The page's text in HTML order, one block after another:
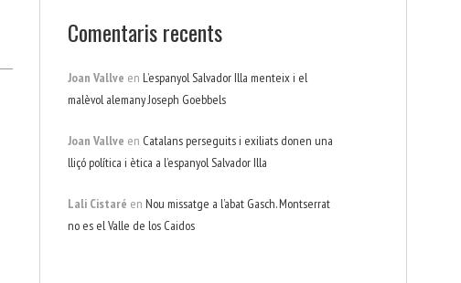
Comentaris recents
Joan Vallve en L’espanyol Salvador Illa menteix i el
malèvol alemany Joseph Goebbels
Joan Vallve en Catalans perseguits i exiliats donen una
lliçó política i ètica a l’espanyol Salvador Illa
Lali Cistaré en Nou missatge a l’abat Gasch. Montserrat
no es el Valle de los Caidos